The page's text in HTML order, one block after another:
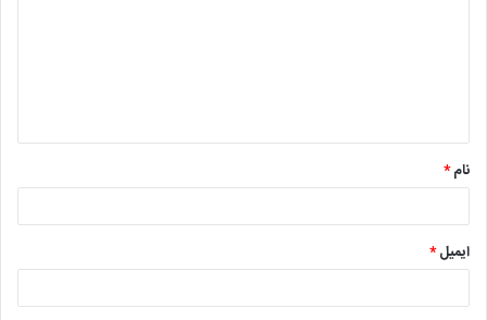
*
نام*
ایمیل*